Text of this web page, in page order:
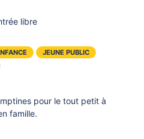
libre
JEUNE PUBLIC
pour le tout petit à
famille.